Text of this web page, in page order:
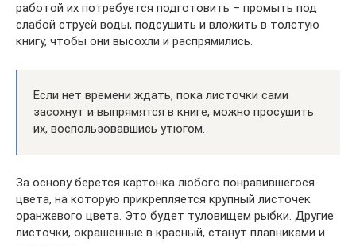
работой их потребуется подготовить – промыть под
слабой струей воды, подсушить и вложить в толстую
книгу, чтобы они высохли и распрямились.
Если нет времени ждать, пока листочки сами
засохнут и выпрямятся в книге, можно просушить
их, воспользовавшись утюгом.
За основу берется картонка любого понравившегося
цвета, на которую прикрепляется крупный листочек
оранжевого цвета. Это будет туловищем рыбки. Другие
листочки, окрашенные в красный, станут плавниками и